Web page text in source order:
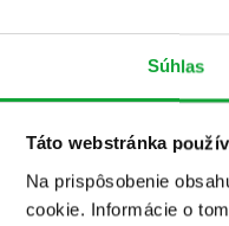
Súhlas
Táto webstránka
Na prispôsobenie
cookie. Informácie o